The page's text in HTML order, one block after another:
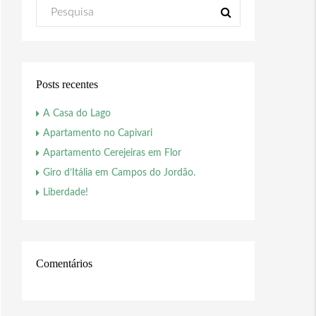
Posts recentes
A Casa do Lago
Apartamento no Capivari
Apartamento Cerejeiras em Flor
Giro d’Itália em Campos do Jordão.
Liberdade!
Comentários